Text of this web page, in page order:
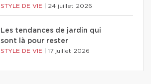
STYLE DE VIE 24 juillet 2026
Les tendances de jardin qui
sont là pour rester
STYLE DE VIE 17 juillet 2026